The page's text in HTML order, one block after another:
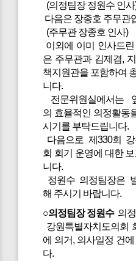
(의정팀장 정원수 인사
다음은 장종호 주무관
(주무관 장종호 인사)
이외에 이미 인사드
은 주무관과 김제겸,
책지원관을 포함하여
니다.
전문위원실에서는
의 효율적인 의정활동
시기를 부탁드립니다.
다음으로 제330회
회 회기 운영에 대한
니다.
정원수 의정팀장은
해 주시기 바랍니다.
○의정팀장 정원수의정
강원특별자치도의회
에 의거, 의사일정 건
다.